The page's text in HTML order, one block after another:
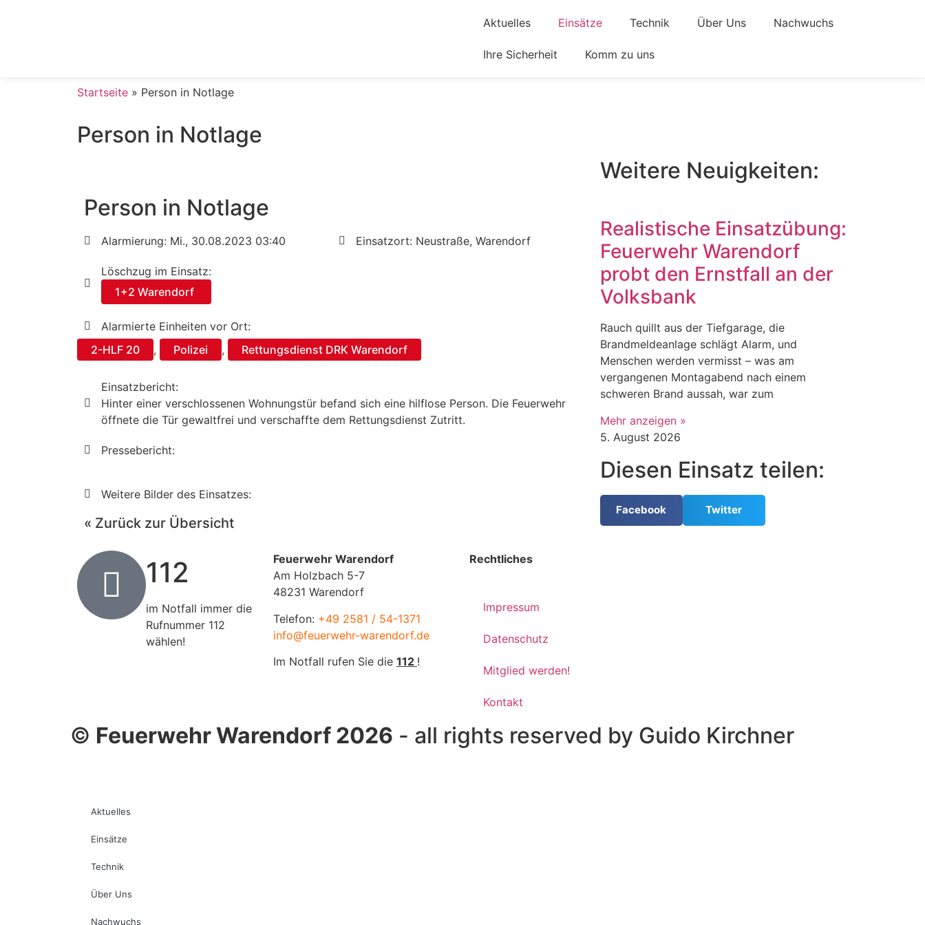
Aktuelles Einsätze Technik Über Uns Nachwuchs
Ihre Sicherheit Komm zu uns
Startseite » Person in Notlage
Person in Notlage
Person in Notlage
Alarmierung: Mi., 30.08.2023 03:40 Einsatzort: Neustraße, Warendorf
Löschzug im Einsatz:
1+2 Warendorf
Alarmierte Einheiten vor Ort:
2-HLF 20
, Polizei , Rettungsdienst DRK Warendorf
Einsatzbericht:
Hinter einer verschlossenen Wohnungstür befand sich eine hilflose Person. Die Feuerwehr
öffnete die Tür gewaltfrei und verschaffte dem Rettungsdienst Zutritt.
Pressebericht:
Weitere Bilder des Einsatzes:
« Zurück zur Übersicht
Weitere Neuigkeiten:
Realistische Einsatzübung:
Feuerwehr Warendorf
probt den Ernstfall an der
Volksbank
Rauch quillt aus der Tiefgarage, die
Brandmeldeanlage schlägt Alarm, und
Menschen werden vermisst – was am
vergangenen Montagabend nach einem
schweren Brand aussah, war zum
Mehr anzeigen »
5. August 2026
Diesen Einsatz teilen:
Facebook Twitter
112
im Notfall immer die
Rufnummer 112
wählen!
Feuerwehr Warendorf
Am Holzbach 5-7
48231 Warendorf
Telefon: +49 2581 / 54-1371
info@feuerwehr-warendorf.de
Im Notfall rufen Sie die 112 !
Rechtliches
Impressum
Datenschutz
Mitglied werden!
Kontakt
© Feuerwehr Warendorf 2026 - all rights reserved by Guido Kirchner
Aktuelles
Einsätze
Technik
Über Uns
Nachwuchs